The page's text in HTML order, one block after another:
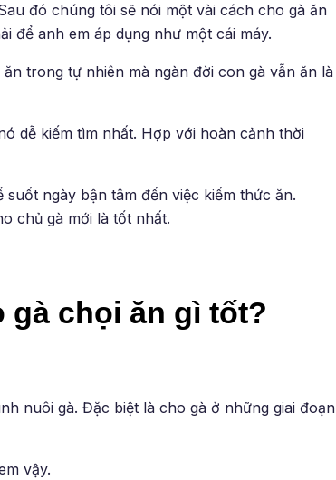
đó chúng tôi sẽ nói một vài cách cho gà ăn
để anh em áp dụng như một cái máy.
trong tự nhiên mà ngàn đời con gà vẫn ăn là
dễ kiếm tìm nhất. Hợp với hoàn cảnh thời
ngày bận tâm đến việc kiếm thức ăn.
chủ gà mới là tốt nhất.
gà chọi ăn gì tốt?
nuôi gà. Đặc biệt là cho gà ở những giai đoạn
vậy.